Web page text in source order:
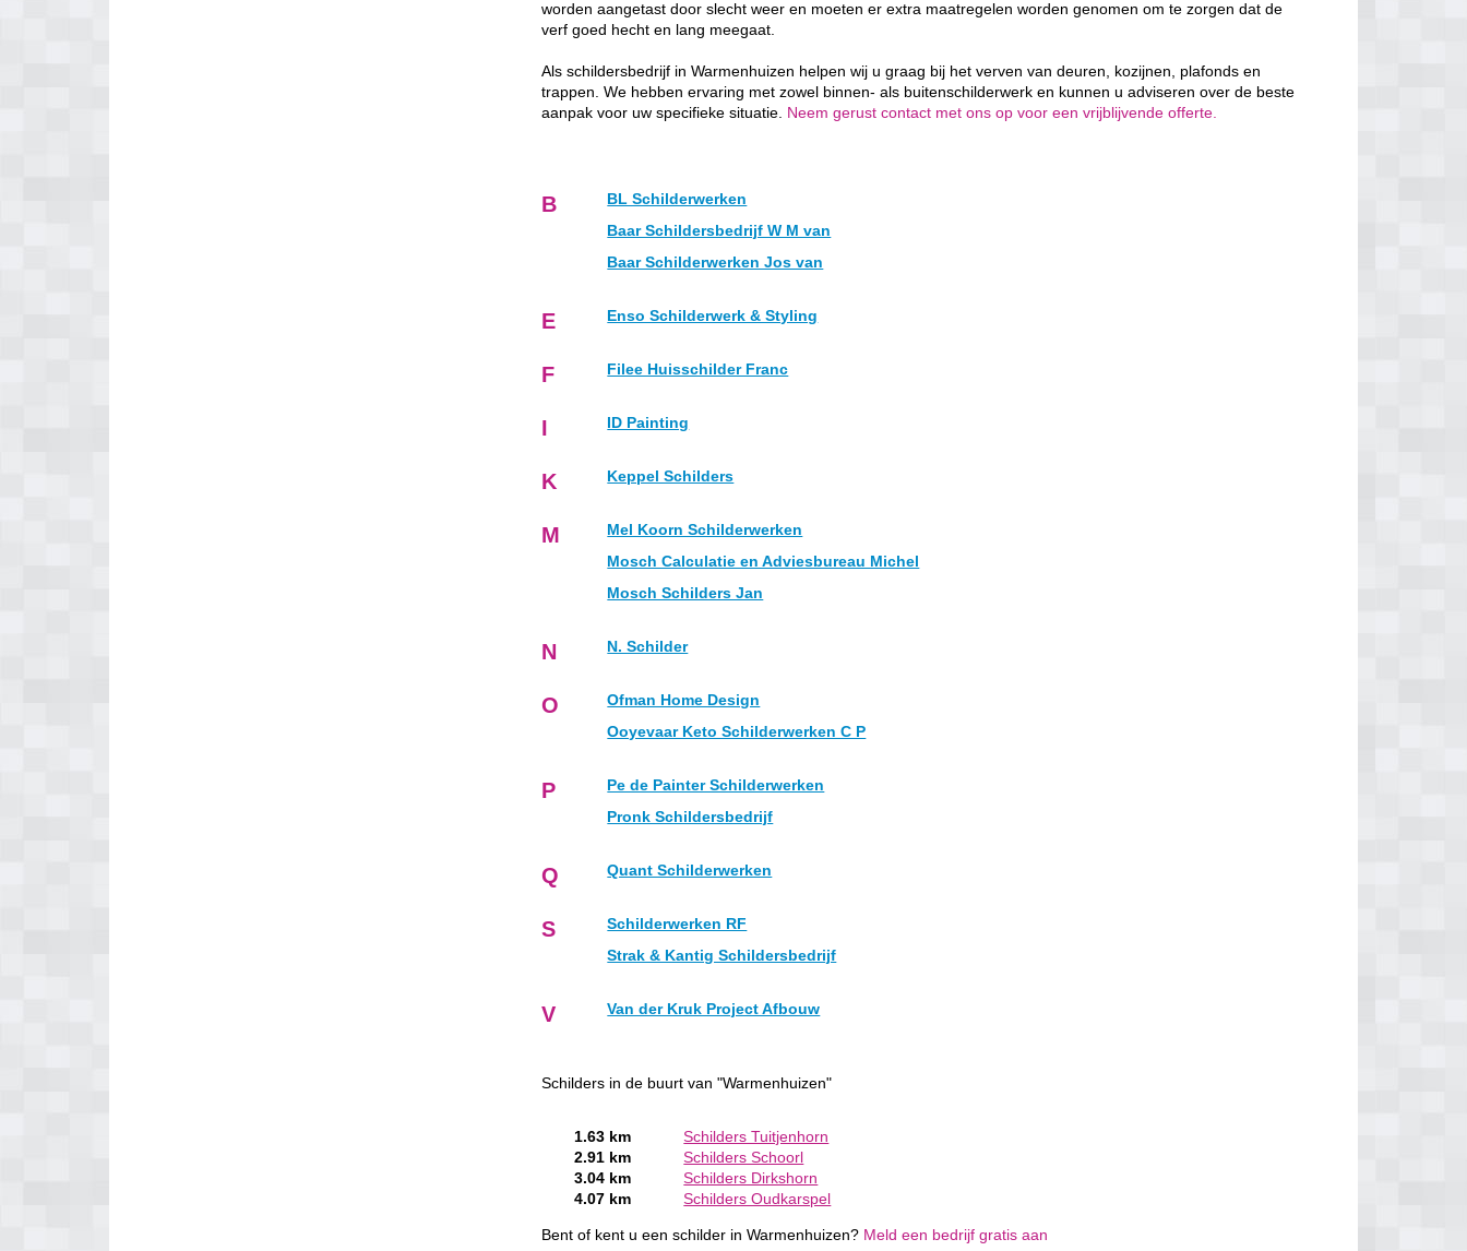
worden aangetast door slecht weer en moeten er extra maatregelen worden genomen om te zorgen dat de
verf goed hecht en lang meegaat.
Als schildersbedrijf in Warmenhuizen helpen wij u graag bij het verven van deuren, kozijnen, plafonds en
trappen. We hebben ervaring met zowel binnen- als buitenschilderwerk en kunnen u adviseren over de beste
aanpak voor uw specifieke situatie. Neem gerust contact met ons op voor een vrijblijvende offerte.
B
BL Schilderwerken
Baar Schildersbedrijf W M van
Baar Schilderwerken Jos van
E Enso Schilderwerk & Styling
F Filee Huisschilder Franc
I ID Painting
K Keppel Schilders
M
Mel Koorn Schilderwerken
Mosch Calculatie en Adviesbureau Michel
Mosch Schilders Jan
N N. Schilder
O
Ofman Home Design
Ooyevaar Keto Schilderwerken C P
P
Pe de Painter Schilderwerken
Pronk Schildersbedrijf
Q Quant Schilderwerken
S
Schilderwerken RF
Strak & Kantig Schildersbedrijf
V Van der Kruk Project Afbouw
Schilders in de buurt van "Warmenhuizen"
1.63 km
Schilders Tuitjenhorn
2.91 km
Schilders Schoorl
3.04 km
Schilders Dirkshorn
4.07 km
Schilders Oudkarspel
Bent of kent u een schilder in Warmenhuizen? Meld een bedrijf gratis aan